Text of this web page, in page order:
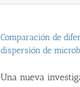
Image
Comparación de
dispersión de
Una nueva